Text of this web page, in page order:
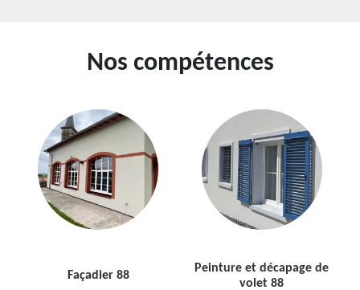
Nos compétences
Façadier 88
Peinture et décapage de
volet 88